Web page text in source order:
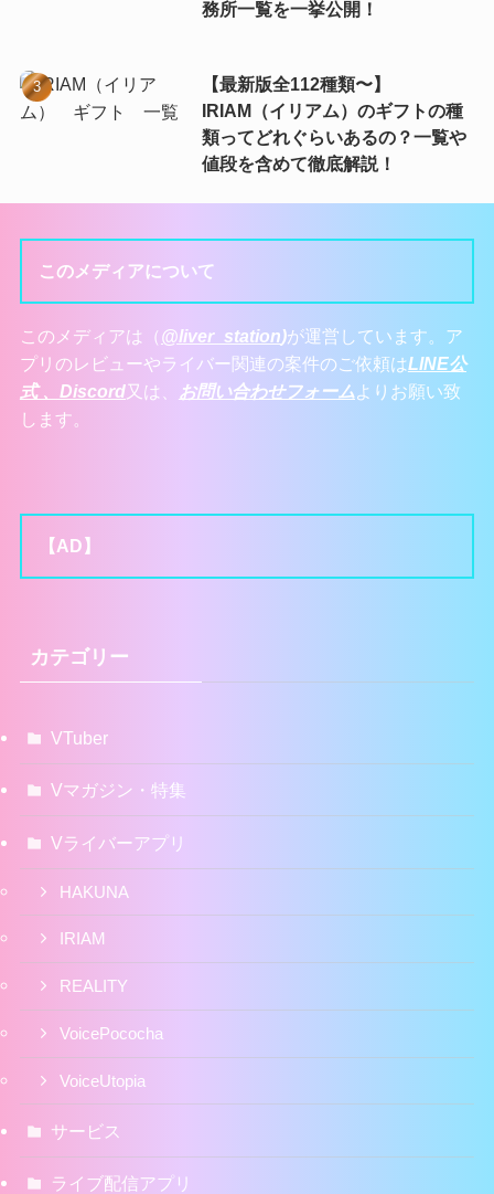
務所一覧を一挙公開！
【最新版全112種類〜】
IRIAM（イリアム）のギフトの種
類ってどれぐらいあるの？一覧や
値段を含めて徹底解説！
このメディアについて
このメディアは（ @liver_station)が運営しています。ア
プリのレビューやライバー関連の案件のご依頼はLINE公
式 、 Discord又は、 お問い合わせフォーム よりお願い致
します。
【AD】
カテゴリー
VTuber
Vマガジン・特集
Vライバーアプリ
HAKUNA
IRIAM
REALITY
VoicePococha
VoiceUtopia
サービス
ライブ配信アプリ